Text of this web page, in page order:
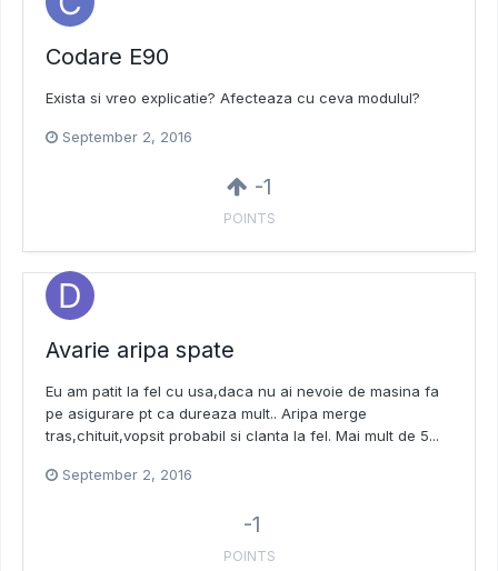
Codare E90
Exista si vreo explicatie? Afecteaza cu ceva modulul?
September 2, 2016
-1
POINTS
Avarie aripa spate
Eu am patit la fel cu usa,daca nu ai nevoie de masina fa
pe asigurare pt ca dureaza mult.. Aripa merge
tras,chituit,vopsit probabil si clanta la fel. Mai mult de 5...
September 2, 2016
-1
POINTS